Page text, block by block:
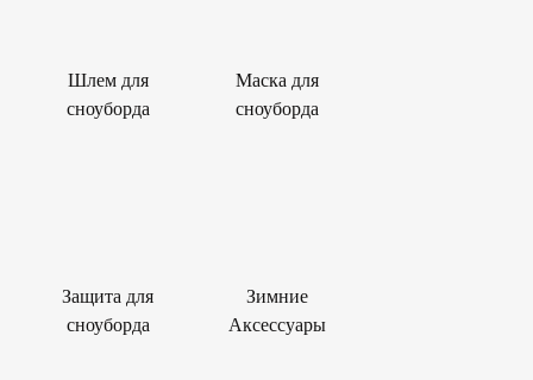
Шлем для
сноуборда
Маска для
сноуборда
Защита для
сноуборда
Зимние
Аксессуары